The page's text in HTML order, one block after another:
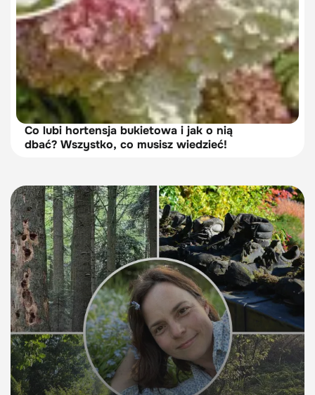
Co lubi hortensja bukietowa i jak o nią
dbać? Wszystko, co musisz wiedzieć!